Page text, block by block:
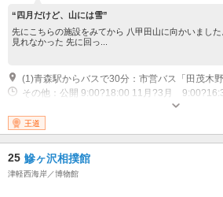
“四月だけど、山には雪”
先にこちらの施設をみてから 八甲田山に向かいまし
見れなかった 先に回っ...
その他：公開 9:00?18:00 11月?3月
王道
25 鰺ヶ沢相撲館
津軽西海岸／博物館